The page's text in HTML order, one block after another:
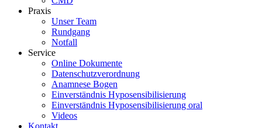
Praxis
Unser Team
Rundgang
Notfall
Service
Online Dokumente
Datenschutzverordnung
Anamnese Bogen
Einverständnis Hyposensibilisierung
Einverständnis Hyposensibilisierung oral
Videos
Kontakt